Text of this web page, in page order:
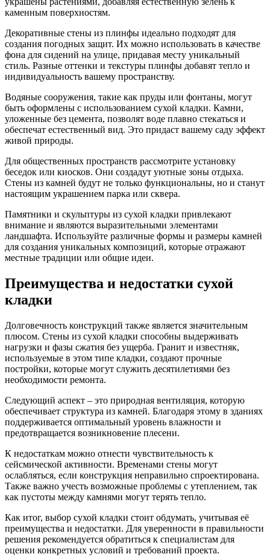
каменным поверхностям.
Декоративные стены из плинфы идеально подходят для
создания погодных защит. Их можно использовать в качестве
фона для сидений на улице, придавая месту уникальный
стиль. Разные оттенки и текстуры плинфы добавят тепло и
индивидуальность вашему пространству.
Водяные сооружения, такие как пруды или фонтаны, могут
быть оформлены с использованием сухой кладки. Камни,
уложенные без цемента, позволят воде плавно стекаться и
обеспечат естественный вид. Это придаст вашему саду эффект
живой природы.
Для общественных пространств рассмотрите установку
беседок или киосков. Они создадут уютные зоны отдыха.
Стены из камней будут не только функциональны, но и станут
настоящим украшением парка или сквера.
Памятники и скульптуры из сухой кладки привлекают
внимание и являются выразительными элементами
ландшафта. Используйте различные формы и размеры камней
для создания уникальных композиций, которые отражают
местные традиции или общие идеи.
Преимущества и недостатки сухой
кладки
Долговечность конструкций также является значительным
плюсом. Стены из сухой кладки способны выдерживать
нагрузки и фазы сжатия без ущерба. Гранит и известняк,
используемые в этом типе кладки, создают прочные
постройки, которые могут служить десятилетиями без
необходимости ремонта.
Следующий аспект – это природная вентиляция, которую
обеспечивает структура из камней. Благодаря этому в зданиях
поддерживается оптимальный уровень влажности и
предотвращается возникновение плесени.
К недостаткам можно отнести чувствительность к
сейсмической активности. Временами стены могут
ослабляться, если конструкция неправильно спроектирована.
Также важно учесть возможные проблемы с утеплением, так
как пустоты между камнями могут терять тепло.
Как итог, выбор сухой кладки стоит обдумать, учитывая её
преимущества и недостатки. Для уверенности в правильности
решения рекомендуется обратиться к специалистам для
оценки конкретных условий и требований проекта.